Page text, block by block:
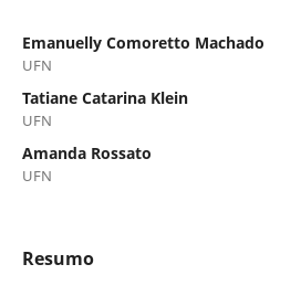
Emanuelly Comoretto Machado
UFN
Tatiane Catarina Klein
UFN
Amanda Rossato
UFN
Resumo